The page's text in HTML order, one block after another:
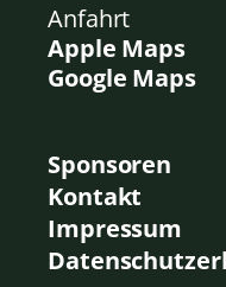
Anfahrt
Apple Maps
Google Maps
Sponsoren
Kontakt
Impressum